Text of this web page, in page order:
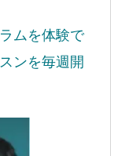
ムを体験で
ンを毎週開